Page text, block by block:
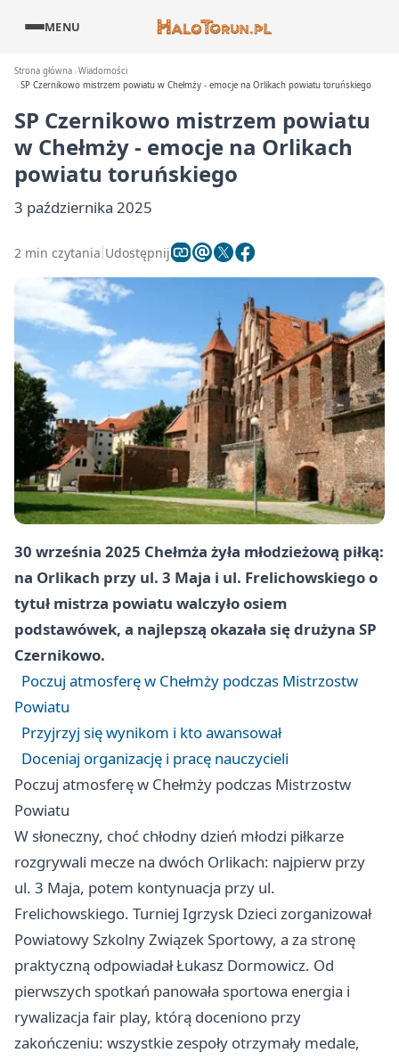
MENU
Strona główna Wiadomości
SP Czernikowo mistrzem powiatu w Chełmży - emocje na Orlikach powiatu toruńskiego
SP Czernikowo mistrzem powiatu
w Chełmży - emocje na Orlikach
powiatu toruńskiego
3 października 2025
2 min czytania Udostępnij
30 września 2025 Chełmża żyła młodzieżową piłką:
na Orlikach przy ul. 3 Maja i ul. Frelichowskiego o
tytuł mistrza powiatu walczyło osiem
podstawówek, a najlepszą okazała się drużyna SP
Czernikowo.
Poczuj atmosferę w Chełmży podczas Mistrzostw
Powiatu
Przyjrzyj się wynikom i kto awansował
Doceniaj organizację i pracę nauczycieli
Poczuj atmosferę w Chełmży podczas Mistrzostw
Powiatu
W słoneczny, choć chłodny dzień młodzi piłkarze
rozgrywali mecze na dwóch Orlikach: najpierw przy
ul. 3 Maja, potem kontynuacja przy ul.
Frelichowskiego. Turniej Igrzysk Dzieci zorganizował
Powiatowy Szkolny Związek Sportowy, a za stronę
praktyczną odpowiadał Łukasz Dormowicz. Od
pierwszych spotkań panowała sportowa energia i
rywalizacja fair play, którą doceniono przy
zakończeniu: wszystkie zespoły otrzymały medale,